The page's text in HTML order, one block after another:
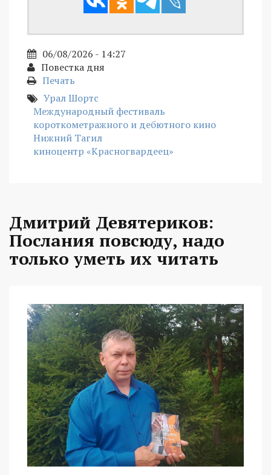
06/08/2026 - 14:27
Повестка дня
Печать
Урал Шортс
Международный фестиваль
короткометражного и дебютного кино
Нижний Тагил
киноцентр «Красногвардеец»
Дмитрий Девятериков:
Послания повсюду, надо
только уметь их читать